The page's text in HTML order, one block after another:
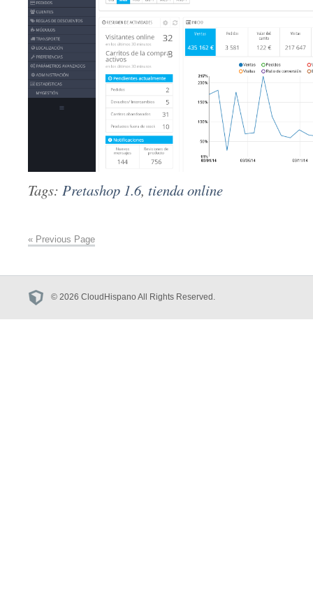
Tags: Pretashop 1.6, tienda online
« Previous Page
© 2026 CloudHispano All Rights Reserved.